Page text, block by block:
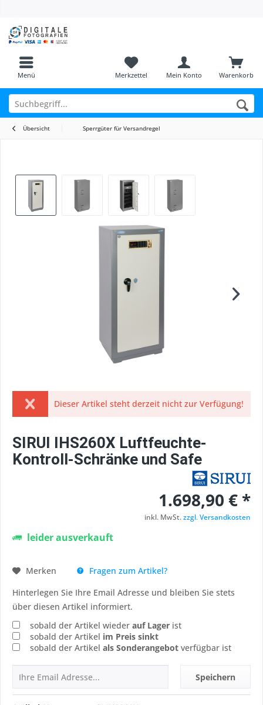
Menü Warenkorb
Merkzettel Mein Konto
Übersicht Sperrgüter für Versandregel
Dieser Artikel steht derzeit nicht zur Verfügung!
SIRUI IHS260X Luftfeuchte-
Kontroll-Schränke und Safe
1.698,90 € *
inkl. MwSt.zzgl. Versandkosten
leider ausverkauft
Merken
Fragen zum Artikel?
Hinterlegen Sie Ihre Email Adresse und bleiben Sie stets
über diesen Artikel informiert.
sobald der Artikel wieder auf Lager ist
sobald der Artikel im Preis sinkt
sobald der Artikel als Sonderangebot verfügbar ist
Speichern